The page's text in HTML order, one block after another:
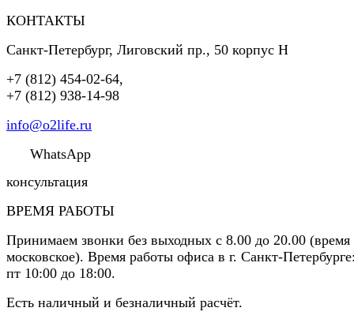
КОНТАКТЫ
Санкт-Петербург, Лиговский пр., 50 корпус Н
+7 (812) 454-02-64,
+7 (812) 938-14-98
info@o2life.ru
WhatsApp
консультация
ВРЕМЯ РАБОТЫ
Принимаем звонки без выходных с 8.00 до 20.00 (время
московское). Время работы офиса в г. Санкт-
пт 10:00 до 18:00.
Есть наличный и безналичный расчёт.